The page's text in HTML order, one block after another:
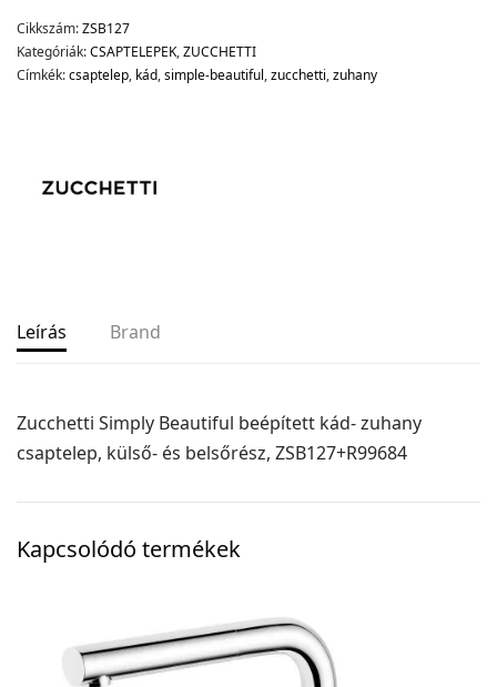
Cikkszám:ZSB127
Kategóriák:CSAPTELEPEK,ZUCCHETTI
Címkék:csaptelep, kád,simple-beautiful,zucchetti,zuhany
Leírás Brand
Zucchetti Simply Beautiful beépített kád- zuhany
csaptelep, külső- és belsőrész, ZSB127+R99684
Kapcsolódó termékek